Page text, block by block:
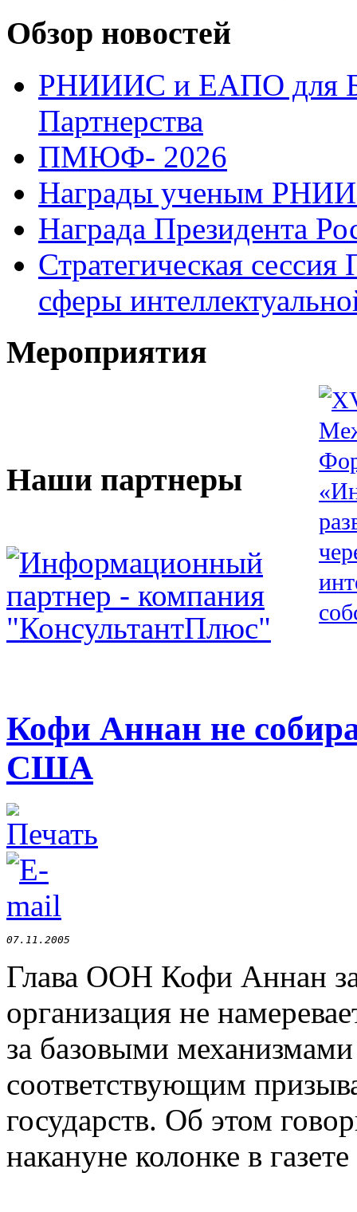
Обзор новостей
РНИИИС и ЕАПО для
Партнерства
ПМЮФ- 2026
Награды ученым
Награда Президента
Стратегическая
сферы
Мероприятия
Наши партнеры
Кофи Аннан не
США
07.11.2005
Глава ООН Кофи Аннан
организация не
за базовыми
соответствующим
государств. Об этом
накануне колонке в